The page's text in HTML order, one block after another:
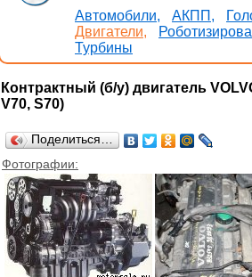
Автомобили,
АКПП,
Двигатели,
Турбины
Контрактный (б/у) двигатель
V70, S70)
Поделиться…
Фотографии: